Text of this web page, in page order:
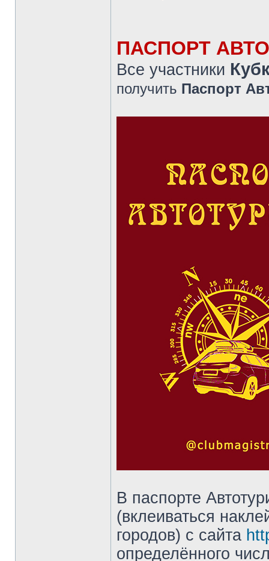
ПАСПОРТ
Все участники
получить Паспорт
В паспорте
(вклеиваться
городов) с сайта
определённого